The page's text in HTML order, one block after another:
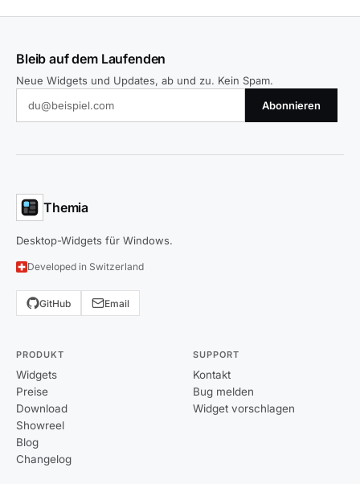
Bleib auf dem Laufenden
Neue Widgets und Updates, ab und zu. Kein Spam.
Abonnieren
Themia
Desktop-Widgets für Windows.
Developed in Switzerland
GitHub Email
PRODUKT
Widgets
Preise
Download
Showreel
Blog
Changelog
SUPPORT
Kontakt
Bug melden
Widget vorschlagen